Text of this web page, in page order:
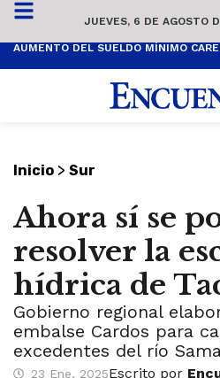
JUEVES, 6 DE AGOSTO
Inicio > Sur
Ahora sí se
resolver la
hídrica de
Gobierno regional
embalse Cardos para
excedentes del río
23 Ene, 2025Escrito por